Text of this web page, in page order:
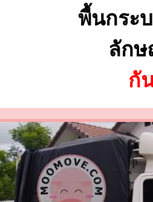
พื้นกระ
ลักษ
กั